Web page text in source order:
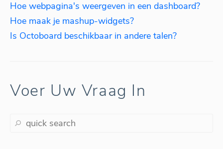
Hoe webpagina's weergeven in een dashboard?
Hoe maak je mashup-widgets?
Is Octoboard beschikbaar in andere talen?
Voer Uw Vraag In